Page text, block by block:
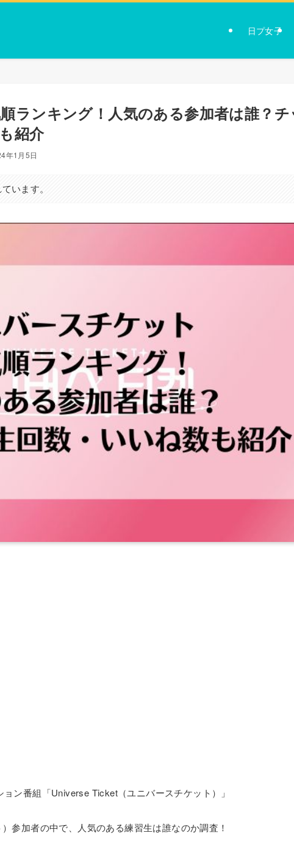
日プ女子
ランキング！人気のある参加者は誰？チ
紹介
年1月5日
います。
ン番組「Universe Ticket（ユニバースチケット）」
参加者の中で、人気のある練習生は誰なのか調査！